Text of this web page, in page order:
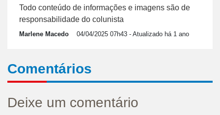
Todo conteúdo de informações e imagens são de
responsabilidade do colunista
Marlene Macedo 04/04/2025 07h43 - Atualizado há 1 ano
Comentários
Deixe um comentário